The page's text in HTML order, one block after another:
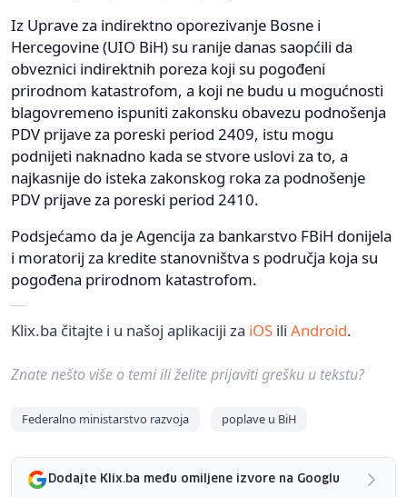
Iz Uprave za indirektno oporezivanje Bosne i
Hercegovine (UIO BiH) su ranije danas saopćili da
obveznici indirektnih poreza koji su pogođeni
prirodnom katastrofom, a koji ne budu u mogućnosti
blagovremeno ispuniti zakonsku obavezu podnošenja
PDV prijave za poreski period 2409, istu mogu
podnijeti naknadno kada se stvore uslovi za to, a
najkasnije do isteka zakonskog roka za podnošenje
PDV prijave za poreski period 2410.
Podsjećamo da je Agencija za bankarstvo FBiH donijela
i moratorij za kredite stanovništva s područja koja su
pogođena prirodnom katastrofom.
Klix.ba čitajte i u našoj aplikaciji za iOS ili Android.
Znate nešto više o temi ili želite prijaviti grešku u tekstu?
Federalno ministarstvo razvoja poplave u BiH
Dodajte Klix.ba među omiljene izvore na Googlu